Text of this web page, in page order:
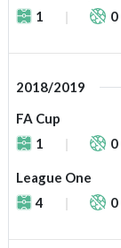
1
0
2018/2019
FA Cup
1
0
League One
4
0